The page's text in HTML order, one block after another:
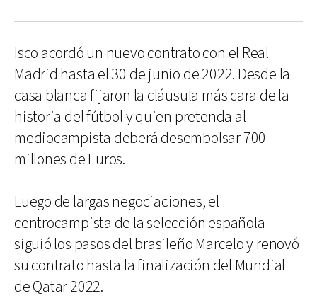
Isco acordó un nuevo contrato con el Real
Madrid hasta el 30 de junio de 2022. Desde la
casa blanca fijaron la cláusula más cara de la
historia del fútbol y quien pretenda al
mediocampista deberá desembolsar 700
millones de Euros.
Luego de largas negociaciones, el
centrocampista de la selección española
siguió los pasos del brasileño Marcelo y renovó
su contrato hasta la finalización del Mundial
de Qatar 2022.